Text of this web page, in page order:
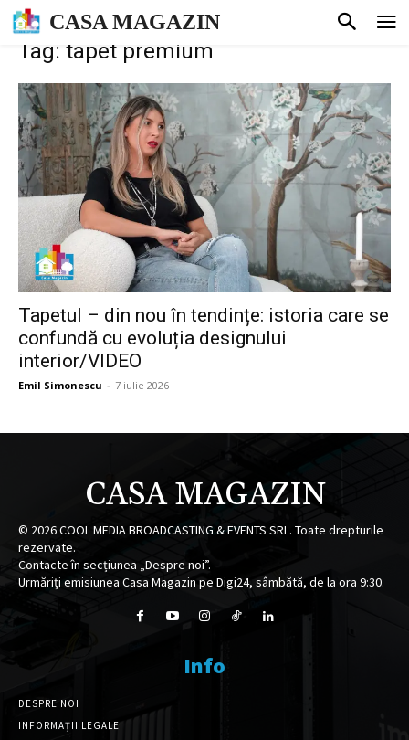
CASA MAGAZIN
Tag: tapet premium
Tapetul – din nou în tendințe: istoria care se
confundă cu evoluția designului
interior/VIDEO
Emil Simonescu - 7 iulie 2026
CASA MAGAZIN
© 2026COOL MEDIA BROADCASTING & EVENTS SRL. Toate drepturile
rezervate.
Contacte în secțiunea „Despre noi”.
Urmăriți emisiunea Casa Magazin pe Digi24, sâmbătă, de la ora 9:30.
Info
DESPRE NOI
INFORMAȚII LEGALE